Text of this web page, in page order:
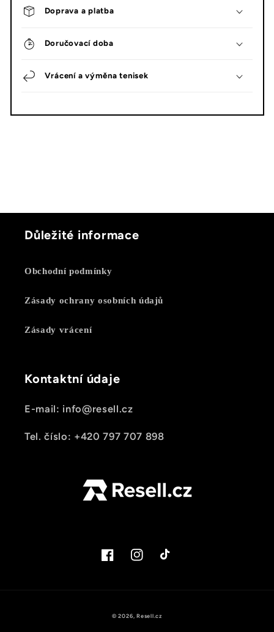
Doprava a platba
Doručovací doba
Vrácení a výměna tenisek
Důležité informace
Obchodní podmínky
Zásady ochrany osobních údajů
Zásady vrácení
Kontaktní údaje
E-mail: info@resell.cz
Tel. číslo: +420 797 707 898
FacebookInstagramTikTok
© 2026,Resell.cz